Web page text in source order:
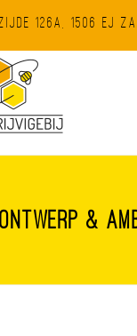
126A, 1506 EJ
ontwerp &